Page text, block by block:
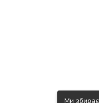
Ми